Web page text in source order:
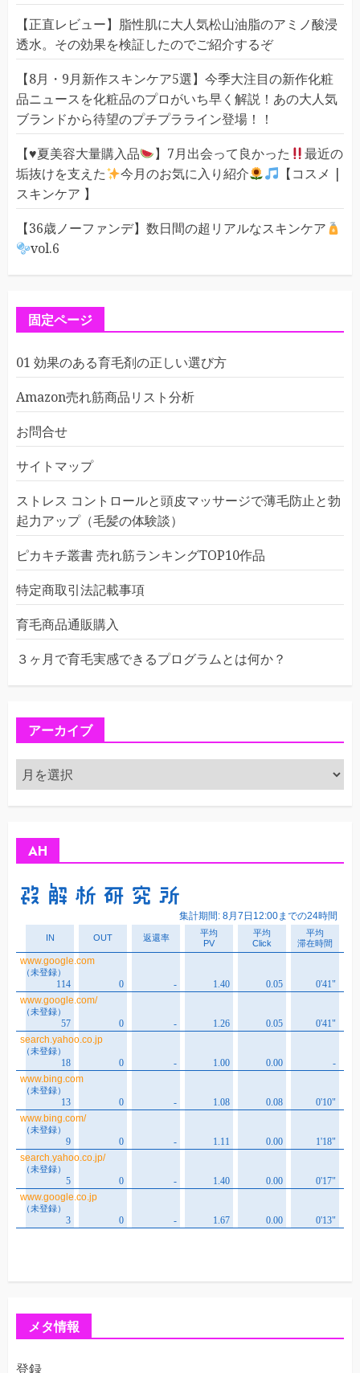
【正直レビュー】脂性肌に大人気松山油脂のアミノ酸浸
透水。その効果を検証したのでご紹介するぞ
【8月・9月新作スキンケア5選】今季大注目の新作化粧
品ニュースを化粧品のプロがいち早く解説！あの大人気
ブランドから待望のプチプラライン登場！！
【♥️夏美容大量購入品 】7月出会って良かった
最近の
垢抜けを支えた
今月のお気に入り紹介
【コスメ |
スキンケア 】
【36歳ノーファンデ】数日間の超リアルなスキンケア
vol.6
固定ページ
01 効果のある育毛剤の正しい選び方
Amazon売れ筋商品リスト分析
お問合せ
サイトマップ
ストレス コントロールと頭皮マッサージで薄毛防止と勃
起力アップ（毛髪の体験談）
ピカキチ叢書 売れ筋ランキングTOP10作品
特定商取引法記載事項
育毛商品通販購入
３ヶ月で育毛実感できるプログラムとは何か？
アーカイブ
ア
ー
カ
AH
メタ情報
登録